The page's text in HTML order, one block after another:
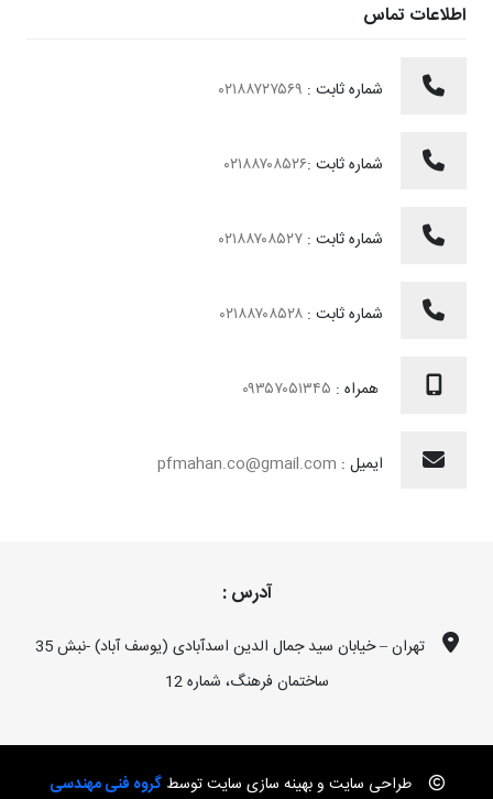
اطلاعات تماس
شماره ثابت :
شماره ثابت :۰۲۱۸۸۷۰۸۵۲۶
شماره ثابت :
شماره ثابت :
همراه :
ایمیل : pfmahan.co@gmail.com
آدرس :
تهران – خیابان سید جمال الدین اسدآبادی (یوسف آباد) -نبش 35
ساختمان فرهنگ، شماره 12
طراحی سایت و بهینه سازی سایت توسطگروه فنی مهندسی